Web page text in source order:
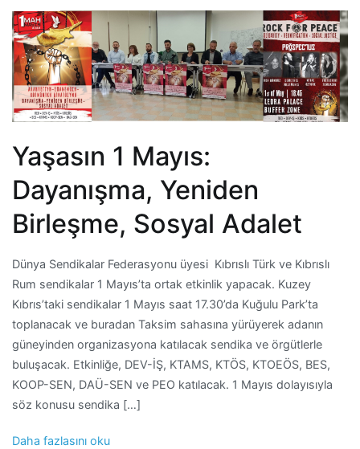
Yaşasın 1 Mayıs:
Dayanışma, Yeniden
Birleşme, Sosyal Adalet
Dünya Sendikalar Federasyonu üyesi Kıbrıslı Türk ve Kıbrıslı
Rum sendikalar 1 Mayıs’ta ortak etkinlik yapacak. Kuzey
Kıbrıs’taki sendikalar 1 Mayıs saat 17.30’da Kuğulu Park’ta
toplanacak ve buradan Taksim sahasına yürüyerek adanın
güneyinden organizasyona katılacak sendika ve örgütlerle
buluşacak. Etkinliğe, DEV-İŞ, KTAMS, KTÖS, KTOEÖS, BES,
KOOP-SEN, DAÜ-SEN ve PEO katılacak. 1 Mayıs dolayısıyla
söz konusu sendika […]
Daha fazlasını oku